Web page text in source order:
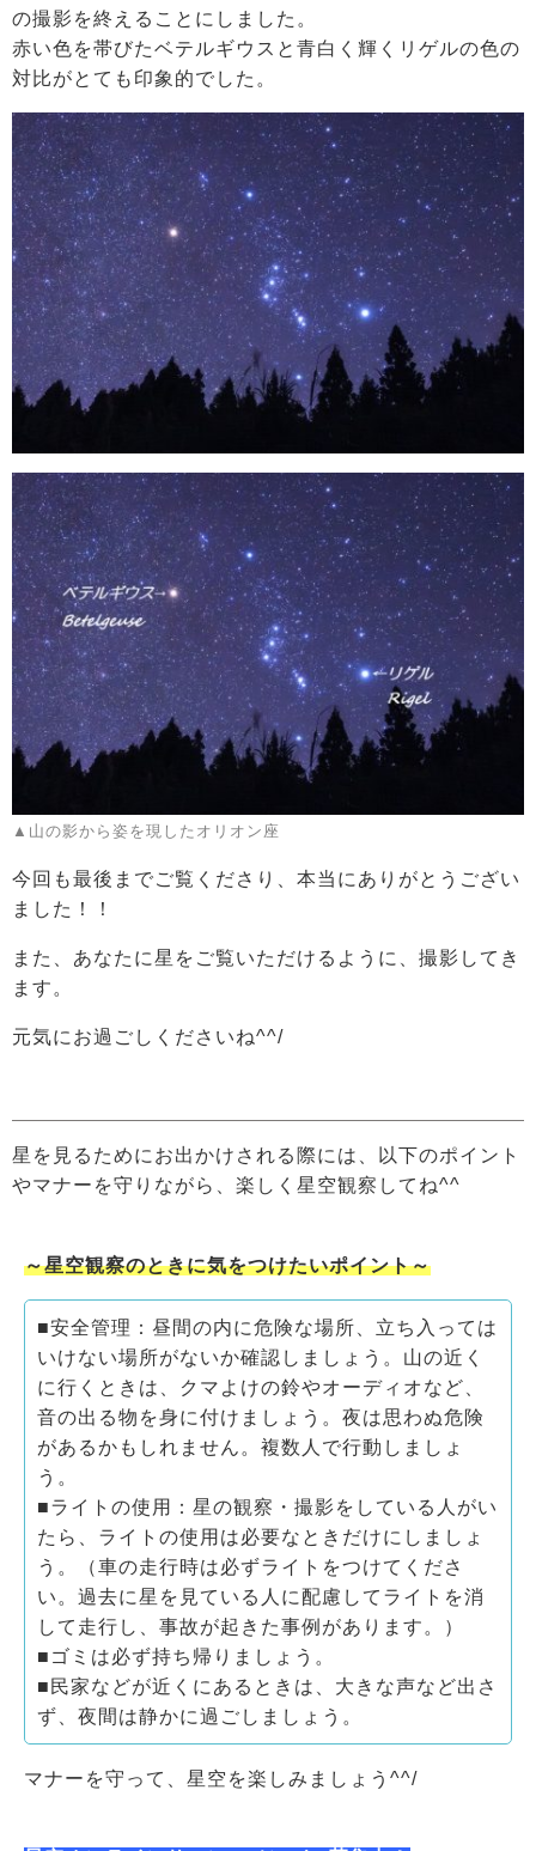
の撮影を終えることにしました。
赤い色を帯びたベテルギウスと青白く輝くリゲルの色の
対比がとても印象的でした。
▲山の影から姿を現したオリオン座
今回も最後までご覧くださり、本当にありがとうござい
ました！！
また、あなたに星をご覧いただけるように、撮影してき
ます。
元気にお過ごしくださいね^^/
星を見るためにお出かけされる際には、以下のポイント
やマナーを守りながら、楽しく星空観察してね^^
～星空観察のときに気をつけたいポイント～
■安全管理：昼間の内に危険な場所、立ち入っては
いけない場所がないか確認しましょう。山の近く
に行くときは、クマよけの鈴やオーディオなど、
音の出る物を身に付けましょう。夜は思わぬ危険
があるかもしれません。複数人で行動しましょ
う。
■ライトの使用：星の観察・撮影をしている人がい
たら、ライトの使用は必要なときだけにしましょ
う。（車の走行時は必ずライトをつけてくださ
い。過去に星を見ている人に配慮してライトを消
して走行し、事故が起きた事例があります。）
■ゴミは必ず持ち帰りましょう。
■民家などが近くにあるときは、大きな声など出さ
ず、夜間は静かに過ごしましょう。
マナーを守って、星空を楽しみましょう^^/